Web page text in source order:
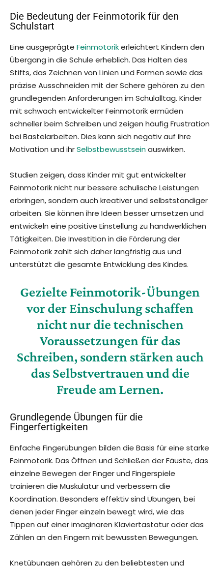
Die Bedeutung der Feinmotorik für den
Schulstart
Eine ausgeprägte Feinmotorikerleichtert Kindern den
Übergang in die Schule erheblich. Das Halten des
Stifts, das Zeichnen von Linien und Formen sowie das
präzise Ausschneiden mit der Schere gehören zu den
grundlegenden Anforderungen im Schulalltag. Kinder
mit schwach entwickelter Feinmotorik ermüden
schneller beim Schreiben und zeigen häufig Frustration
bei Bastelarbeiten. Dies kann sich negativ auf ihre
Motivation und ihrSelbstbewusstseinauswirken.
Studien zeigen, dass Kinder mit gut entwickelter
Feinmotorik nicht nur bessere schulische Leistungen
erbringen, sondern auch kreativer und selbstständiger
arbeiten. Sie können ihre Ideen besser umsetzen und
entwickeln eine positive Einstellung zu handwerklichen
Tätigkeiten. Die Investition in die Förderung der
Feinmotorik zahlt sich daher langfristig aus und
unterstützt die gesamte Entwicklung des Kindes.
Gezielte Feinmotorik-Übungen
vor derEinschulungschaffen
nicht nur die technischen
Voraussetzungen für das
Schreiben, sondern stärken auch
das Selbstvertrauen und die
Freude am Lernen.
Grundlegende Übungen für die
Fingerfertigkeiten
Einfache Fingerübungen bilden die Basis für eine starke
Feinmotorik. Das Öffnen und Schließen der Fäuste, das
einzelne Bewegen der Finger und Fingerspiele
trainieren die Muskulatur und verbessern die
Koordination. Besonders effektiv sind Übungen, bei
denen jeder Finger einzeln bewegt wird, wie das
Tippen auf einer imaginären Klaviertastatur oder das
Zählen an den Fingern mit bewussten Bewegungen.
Knetübungen gehören zu den beliebtesten und